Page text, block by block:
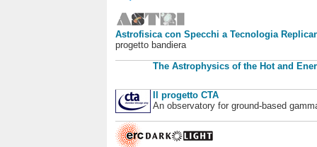
Astrofisica con Specchi a Tecnologia
progetto bandiera
The Astrophysics of the Hot and
Il progetto CTA
An observatory for ground-based